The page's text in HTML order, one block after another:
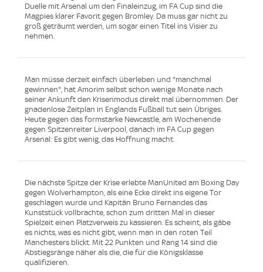
Duelle mit Arsenal um den Finaleinzug, im FA Cup sind die
Magpies klarer Favorit gegen Bromley. Da muss gar nicht zu
groß geträumt werden, um sogar einen Titel ins Visier zu
nehmen.
Man müsse derzeit einfach überleben und "manchmal
gewinnen", hat Amorim selbst schon wenige Monate nach
seiner Ankunft den Krisenmodus direkt mal übernommen. Der
gnadenlose Zeitplan in Englands Fußball tut sein Übriges.
Heute gegen das formstarke Newcastle, am Wochenende
gegen Spitzenreiter Liverpool, danach im FA Cup gegen
Arsenal: Es gibt wenig, das Hoffnung macht.
Die nächste Spitze der Krise erlebte ManUnited am Boxing Day
gegen Wolverhampton, als eine Ecke direkt ins eigene Tor
geschlagen wurde und Kapitän Bruno Fernandes das
Kunststück vollbrachte, schon zum dritten Mal in dieser
Spielzeit einen Platzverweis zu kassieren. Es scheint, als gäbe
es nichts, was es nicht gibt, wenn man in den roten Teil
Manchesters blickt. Mit 22 Punkten und Rang 14 sind die
Abstiegsränge näher als die, die für die Königsklasse
qualifizieren.